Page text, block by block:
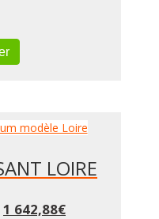
LOIRE
1 642,88€